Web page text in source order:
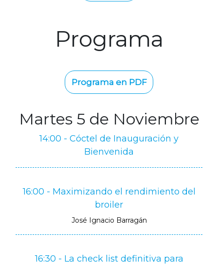
Programa
Programa en PDF
Martes 5 de Noviembre
14:00 - Cóctel de Inauguración y
Bienvenida
16:00 - Maximizando el rendimiento del
broiler
José Ignacio Barragán
16:30 - La check list definitiva para